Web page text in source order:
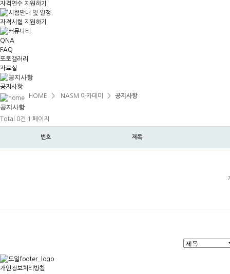
자격연수 지원하기
자격시험 지원하기
QNA
FAQ
포토갤러리
자료실
공지사항
HOME
> NASM 아카데미 > 공지사항
공지 사항
Total 0건 1 페이지
번호 제목
개인정보처리방침